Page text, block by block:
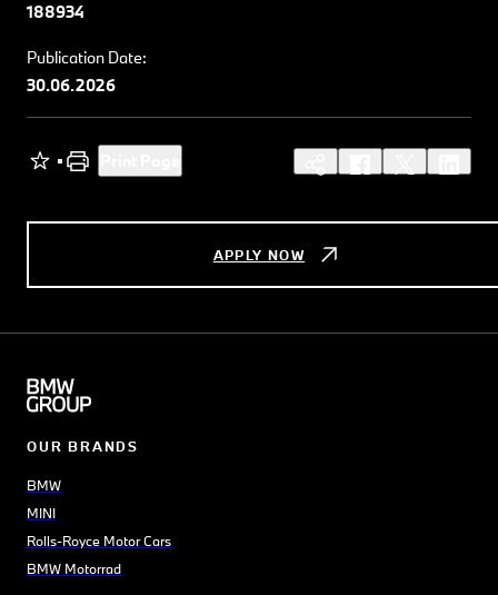
188934
Publication Date:
30.06.2026
APPLY NOW
OUR BRANDS
BMW
MINI
Rolls-Royce Motor Cars
BMW Motorrad